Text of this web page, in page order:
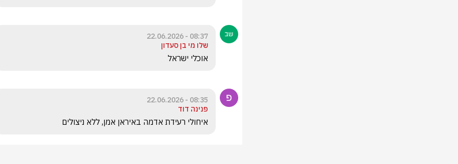
08:37 - 22.06.2026
שלו מי בן סעדון
אוכלי ישראל
08:35 - 22.06.2026
פנינה דוד
איחולי רעידת אדמה באיראן אמן, ללא ניצולים